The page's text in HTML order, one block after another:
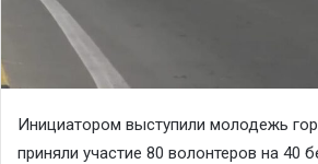
Инициатором выступили молодежь
приняли участие 80 волонтеров на 40